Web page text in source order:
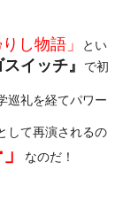
し物語」
とい
イッチ』
で初
巡礼を経てパワー
して再演されるの
なのだ！